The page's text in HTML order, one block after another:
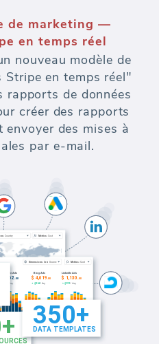
de marketing —
en temps réel
nouveau modèle de
Stripe en temps réel"
rapports de données
créer des rapports
des mises à
par e-mail.